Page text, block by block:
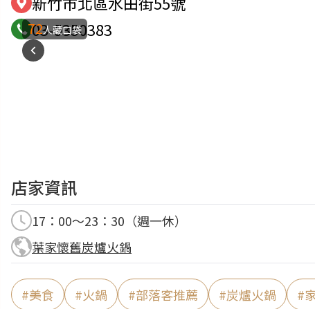
72人藏口袋
03-5350383
店家資訊
17：00～23：30（週一休）
葉家懷舊炭爐火鍋
#美食 #火鍋 #部落客推薦 #炭爐火鍋 #